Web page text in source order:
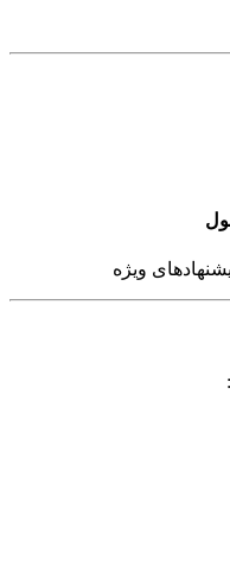
ویژه